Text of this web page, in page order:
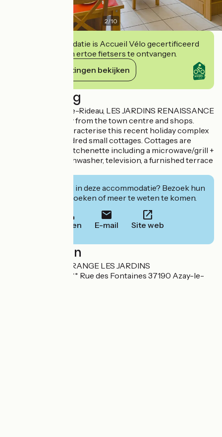
2/10
Deze accommodatie is Accueil Vélo gecertificeerd
en verbindt zich ertoe fietsers te ontvangen.
Haar verplichtingen bekijken
Beschrijving
Located in Azay-le-Rideau, LES JARDINS RENAISSANCE
is just 800 m away from the town centre and shops.
Small hamlets characterise this recent holiday complex
that boasts a hundred small cottages. Cottages are
equipped with a kitchenette including a microwave/grill +
ceramic hob + dishwasher, television, a furnished terrace
Geïnteresseerd in deze accommodatie? Bezoek hun
website om te boeken of meer te weten te komen.
Bellen E-mail Site web
Localisation
RESIDENCE LAGRANGE LES JARDINS
RENAISSANCE**** Rue des Fontaines 37190 Azay-le-